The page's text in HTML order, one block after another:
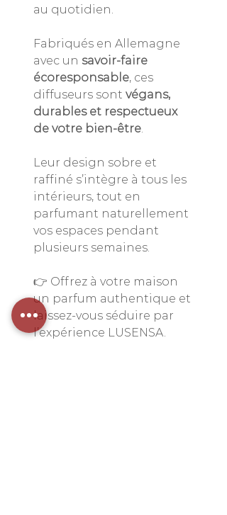
au quotidien.
Fabriqués en Allemagne
avec un savoir-faire
écoresponsable, ces
diffuseurs sont végans,
durables et respectueux
de votre bien-être
Leur design sobre et
raffiné s’intègre à tous les
intérieurs, tout en
parfumant naturellement
vos espaces pendant
plusieurs semaines.
👉 Offrez à votre maison
un parfum authentique et
laissez-vous séduire par
l’expérience LUSENSA.